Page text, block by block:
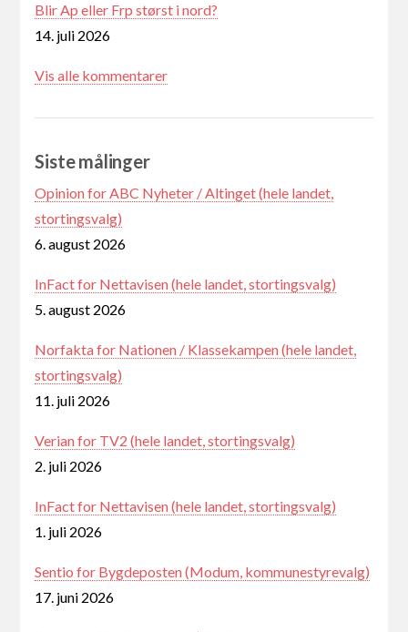
Blir Ap eller Frp størst i nord?
14. juli 2026
Vis alle kommentarer
Siste målinger
Opinion for ABC Nyheter / Altinget (hele landet,
stortingsvalg)
6. august 2026
InFact for Nettavisen (hele landet, stortingsvalg)
5. august 2026
Norfakta for Nationen / Klassekampen (hele landet,
stortingsvalg)
11. juli 2026
Verian for TV2 (hele landet, stortingsvalg)
2. juli 2026
InFact for Nettavisen (hele landet, stortingsvalg)
1. juli 2026
Sentio for Bygdeposten (Modum, kommunestyrevalg)
17. juni 2026